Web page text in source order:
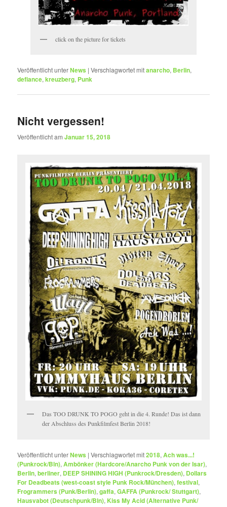
click on the picture for tickets
Veröffentlicht unterNews |Verschlagwortet mitanarcho, Berlin,
defiance,kreuzberg, Punk
Nicht vergessen!
Veröffentlicht amJanuar 15, 2018
Das TOO DRUNK TO POGO geht in die 4. Runde! Das ist dann
der Abschluss des Punkfilmfest Berlin 2018!
Veröffentlicht unterNews |Verschlagwortet mit2018,Ach was...!
(Punkrock/Bln),Ambönker (Hardcore/Anarcho Punk von der Isar),
Berlin,berliner, DEEP SHINING HIGH (Punkrock/Dresden), Dollars
For Deadbeats (west-coast style Punk Rock/München),festival,
Frogrammers (Punk/Berlin),gaffa,GAFFA (Punkrock/ Stuttgart),
Hausvabot (Deutschpunk/Bln), Kiss My Acid (Alternative Punk/